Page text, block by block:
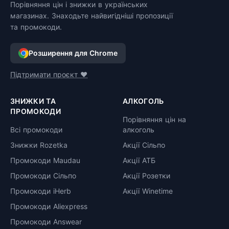
Порівняння цін і знижки в українських
магазинах. Знаходьте найвигідніші пропозиції
та промокоди.
Розширення для Chrome
Підтримати проєкт ❤️
ЗНИЖКИ ТА
ПРОМОКОДИ
Всі промокоди
Знижки Rozetka
Промокоди Maudau
Промокоди Сільпо
Промокоди iHerb
Промокоди Aliexpress
Промокоди Answear
АЛКОГОЛЬ
Порівняння цін на
алкоголь
Акції Сільпо
Акції АТБ
Акції Розетки
Акції Winetime